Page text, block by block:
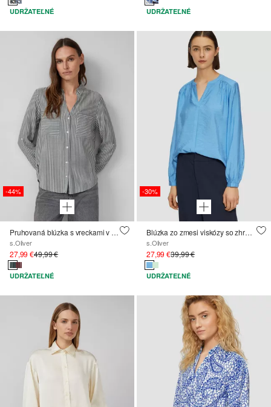
UDRŽATEĽNÉ UDRŽATEĽNÉ
-44%
Pruhovaná blúzka s vreckami v regular strihu
s.Oliver
27,99 €49,99 €
UDRŽATEĽNÉ
-30%
Blúzka zo zmesi viskózy so zhrnutiami
s.Oliver
27,99 €39,99 €
UDRŽATEĽNÉ